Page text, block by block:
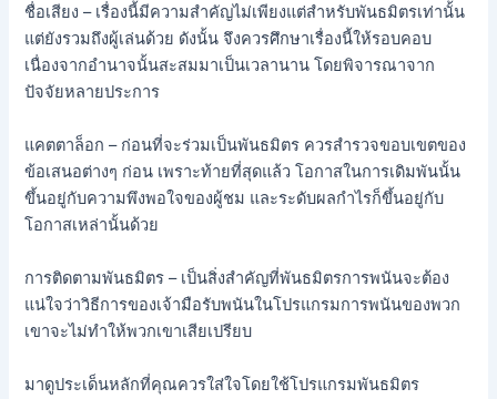
ชื่อเสียง – เรื่องนี้มีความสำคัญไม่เพียงแต่สำหรับพันธมิตรเท่านั้น
แต่ยังรวมถึงผู้เล่นด้วย ดังนั้น จึงควรศึกษาเรื่องนี้ให้รอบคอบ
เนื่องจากอำนาจนั้นสะสมมาเป็นเวลานาน โดยพิจารณาจาก
ปัจจัยหลายประการ
แคตตาล็อก – ก่อนที่จะร่วมเป็นพันธมิตร ควรสำรวจขอบเขตของ
ข้อเสนอต่างๆ ก่อน เพราะท้ายที่สุดแล้ว โอกาสในการเดิมพันนั้น
ขึ้นอยู่กับความพึงพอใจของผู้ชม และระดับผลกำไรก็ขึ้นอยู่กับ
โอกาสเหล่านั้นด้วย
การติดตามพันธมิตร – เป็นสิ่งสำคัญที่พันธมิตรการพนันจะต้อง
แน่ใจว่าวิธีการของเจ้ามือรับพนันในโปรแกรมการพนันของพวก
เขาจะไม่ทำให้พวกเขาเสียเปรียบ
มาดูประเด็นหลักที่คุณควรใส่ใจโดยใช้โปรแกรมพันธมิตร